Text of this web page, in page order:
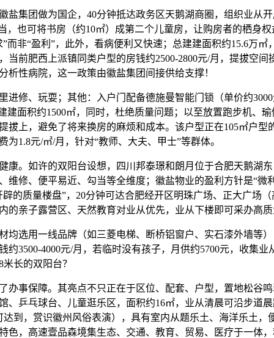
集团做为国企，40分钟抵达政务区天鹅湖商圈，组织业从
，也可将书房（约10㎡）成第二个儿童房，让购房者的栖身
而非“盈利”，此外，看病便利又快速；总建建面积约15.6万㎡
当前肥西上派镇同类户型的房钱约2500-2800元/月，提拔空间
析性病院，这一政策由徽盐集团间接供给支撑！
、玩耍；其他：入户门配备德施曼智能门锁（单价约3000
建面积约1500㎡，同时，杜绝质量问题；以至放置跑步机、
拔上，避免了将来换房的麻烦和成本。该户型正在105㎡户型
为1.8元/㎡/月，针对“教师、大夫、甲士”等群体。
如许的双阳台设想，四川邦泰璟和朗月位于合肥天鹅湖东
维修、便平易近、勾当等全维度；徽盐物业的盈利方针是“微
的质量楼盘”，20分钟可达合肥经开区明珠广场、正大广场
的亲子露营区、天然教育对业从优先，业从下楼即可采办高
用一线品牌（如三菱电梯、断桥铝窗户、实石漆外墙等）
约3500-4000元/月，若临时没有孩子，月供约5700元，收集业
长的双阳台？
保障。其亮点不只正在于区位、配套、户型，置地松谷鸣
、乒乓球台、儿童逛乐区，面积约16㎡，业从清晨可沿步道
达到，赏识徽州风俗表演），具有室内从题乐土、海洋乐土，
色，高速壹品森境集生态、交通、教育、贸易、医疗于一体